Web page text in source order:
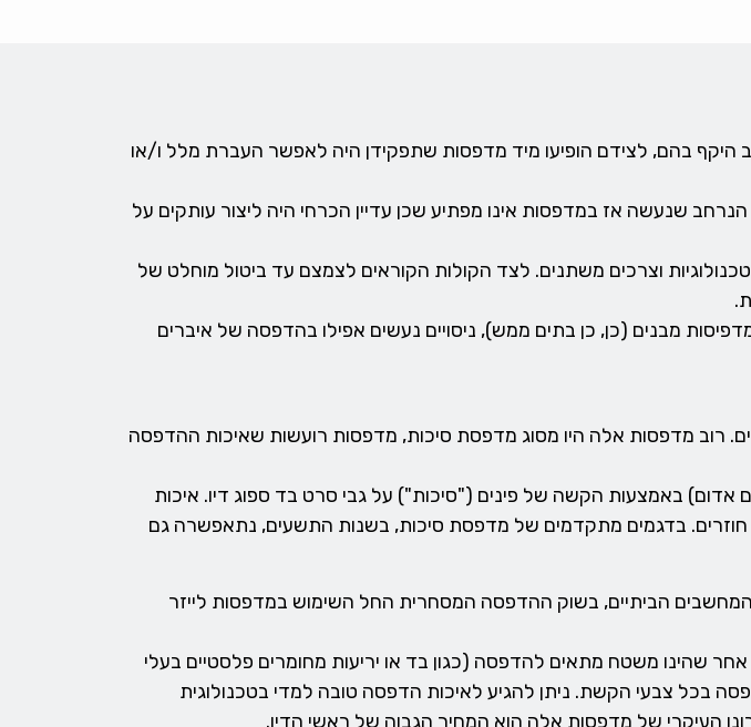
בהם, לצידם הופיעו מיד מדפסות שתפקידן היה לאפשר העברת מלל ו/או
שנעשה אז במדפסות אינו מפתיע שכן עדיין הכרחי היה ליצור עותקים על
וצרכים משתנים. לצד הקולות הקוראים לצמצם עד ביטול מוחלט של
מבנים (כן, כן בתים ממש), ניסויים נעשים אפילו בהדפסה של איברים
רוב מדפסות אלה היו מסוג מדפסת סיכות, מדפסות רועשות שאיכות ההדפסה
באמצעות הקשה של פינים ("סיכות") על גבי סרט בד ספוג דיו. איכות
בדגמים מתקדמים של מדפסת סיכות, בשנות התשעים, נתאפשרה גם
הביתיים, בשוק ההדפסה המסחרית החל השימוש במדפסות לייזר
שהינו משטח מתאים להדפסה (כגון בד או יריעות מחומרים פלסטיים בעלי
בכל צבעי הקשת. ניתן להגיע לאיכות הדפסה טובה למדי בטכנולוגית
העיקרי של מדפסות אלה הוא המחיר הגבוה של ראשי הדיו.